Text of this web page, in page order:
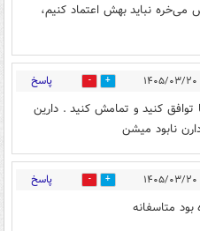
نباید بهش اعتماد کنیم،
0 پاسخ
توافق کنید و تمامش کنید . دارین
نابود میشن
0 پاسخ
متاسفانه